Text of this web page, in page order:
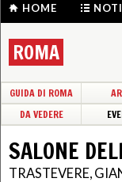
HOME
ROMA
GUIDA DI ROMA
DA VEDERE
SALONE
TRASTEVERE,